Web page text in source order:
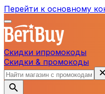
Перейти к основному
Скидки ипромокоды
Скидки & промокоды